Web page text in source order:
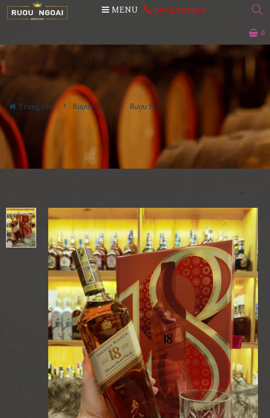
0
MENU 0972.12345.1
Trang chủ Rượu Johnnie walker Rượu Johnnie Walker 18 Hộp Quà Tết 2022